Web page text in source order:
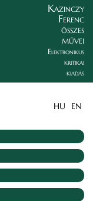
Kazinczy
Ferenc
összes
művei
Elektronikus
kritikai
kiadás
HU EN